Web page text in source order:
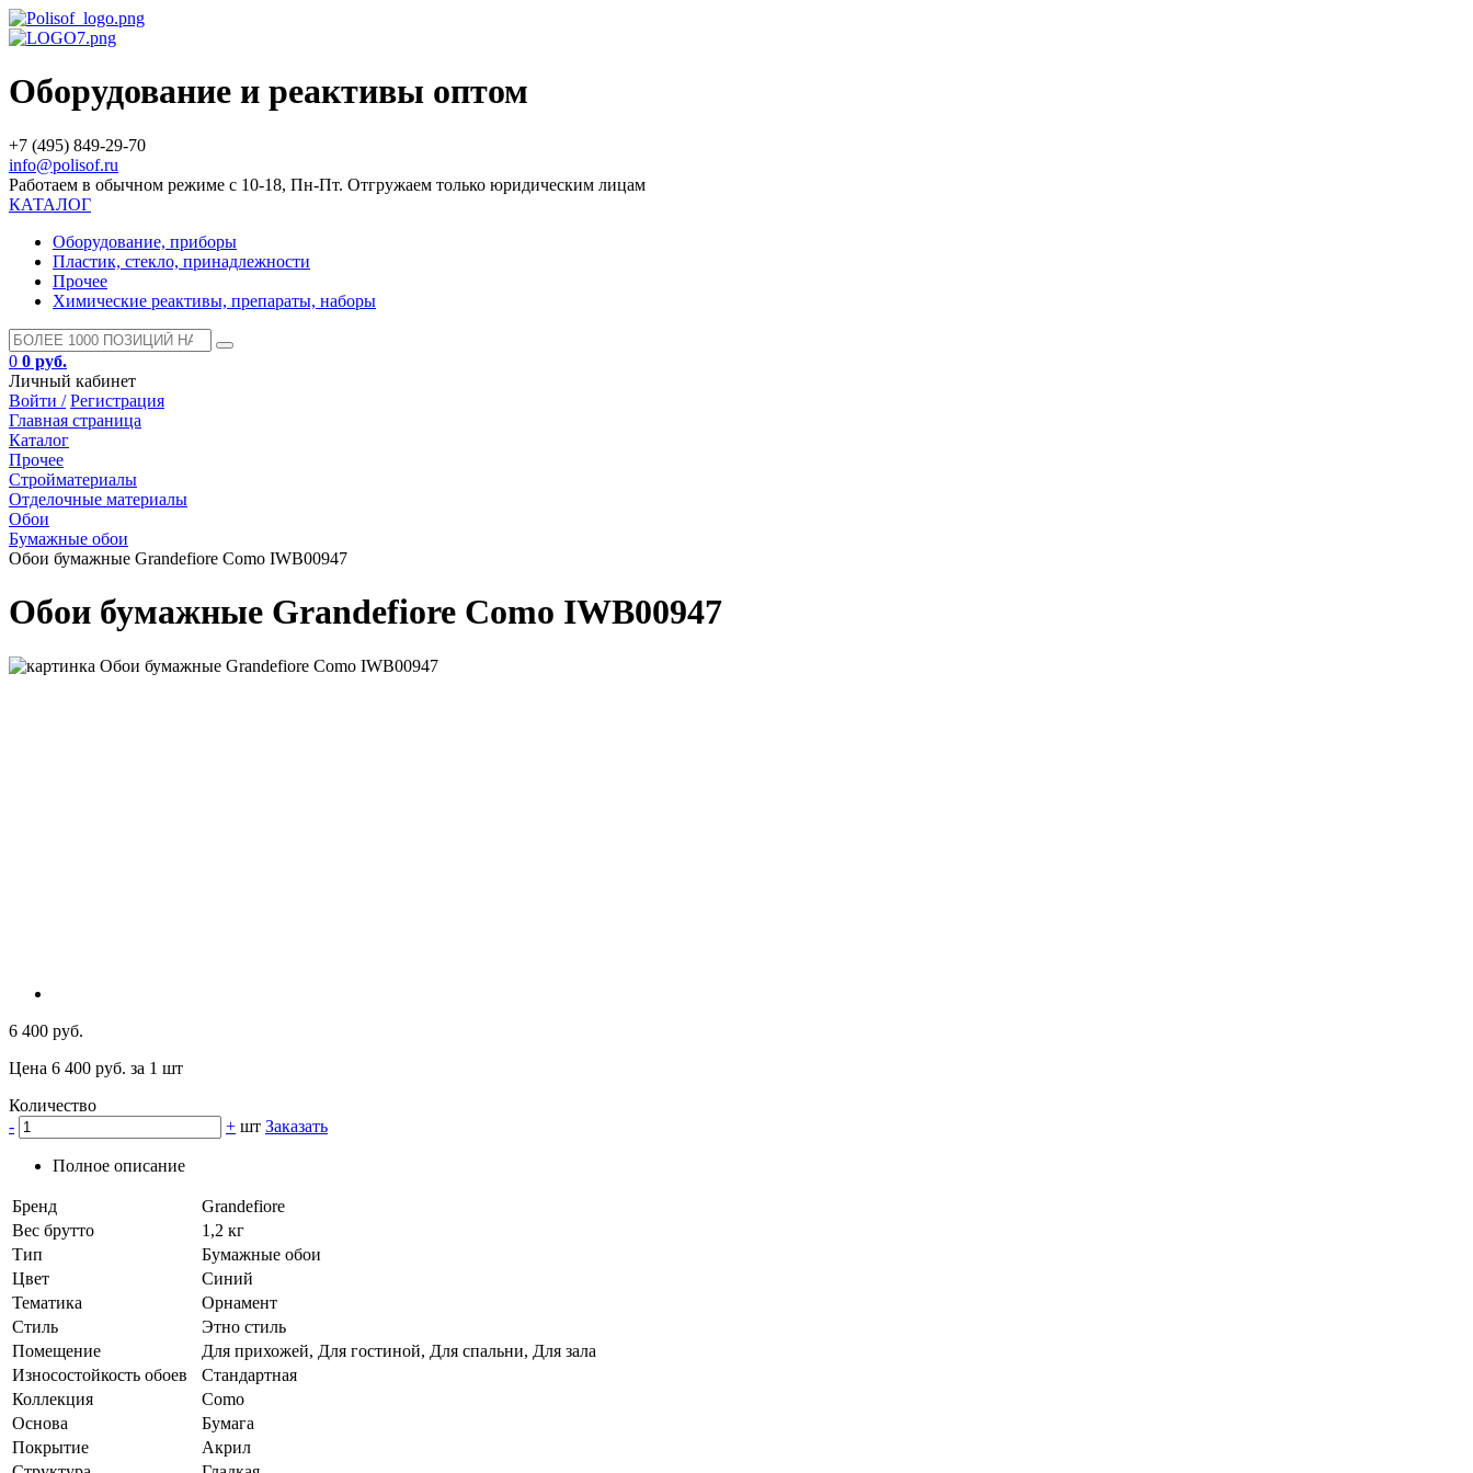
Оборудование и реактивы оптом
+7 (495) 849-29-70
info@polisof.ru
Работаем в обычном режиме с 10-18, Пн-Пт. Отгружаем только юридическим лицам
КАТАЛОГ
Оборудование, приборы
Пластик, стекло, принадлежности
Прочее
Химические реактивы, препараты, наборы
0 0 руб.
Личный кабинет
Войти / Регистрация
Главная страница
Каталог
Прочее
Стройматериалы
Отделочные материалы
Обои
Бумажные обои
Обои бумажные Grandefiore Como IWB00947
Обои бумажные Grandefiore Como IWB00947
6 400 руб.
Цена 6 400 руб. за 1 шт
Количество
-
+ шт Заказать
Полное описание
Бренд
Grandefiore
Вес брутто
1,2 кг
Тип
Бумажные обои
Цвет
Синий
Тематика
Орнамент
Стиль
Этно стиль
Помещение
Для прихожей, Для гостиной, Для спальни, Для зала
Износостойкость обоев
Стандартная
Коллекция
Como
Основа
Бумага
Покрытие
Акрил